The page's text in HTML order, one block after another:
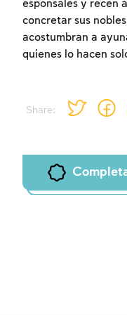
Share:
esponsales y recen
concretar sus
acostumbran a
quienes lo hacen